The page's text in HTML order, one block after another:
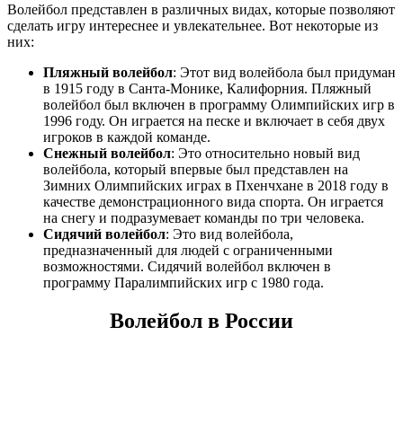
Волейбол представлен в различных видах, которые позволяют
сделать игру интереснее и увлекательнее. Вот некоторые из
них:
Пляжный волейбол: Этот вид волейбола был придуман
в 1915 году в Санта-Монике, Калифорния. Пляжный
волейбол был включен в программу Олимпийских игр в
1996 году. Он играется на песке и включает в себя двух
игроков в каждой команде.
Снежный волейбол: Это относительно новый вид
волейбола, который впервые был представлен на
Зимних Олимпийских играх в Пхенчхане в 2018 году в
качестве демонстрационного вида спорта. Он играется
на снегу и подразумевает команды по три человека.
Сидячий волейбол: Это вид волейбола,
предназначенный для людей с ограниченными
возможностями. Сидячий волейбол включен в
программу Паралимпийских игр с 1980 года.
Волейбол в России